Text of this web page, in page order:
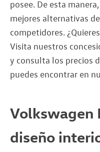
posee. De esta
mejores alternativas
competidores.
Visita nuestros
y consulta los precios
puedes encontrar en
Volkswagen
diseño